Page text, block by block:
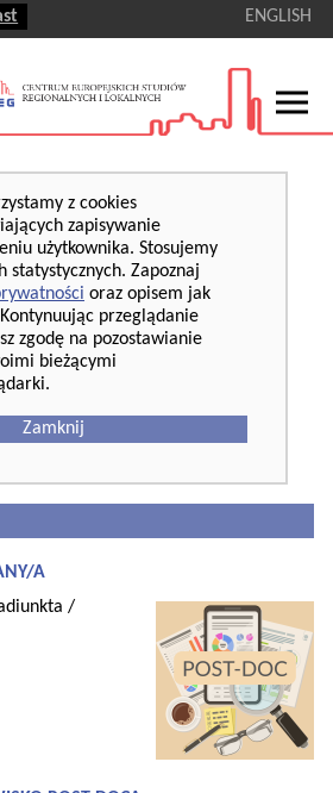
ENGLISH
z cookies
zapisywanie
użytkownika. Stosujemy
statystycznych. Zapoznaj
oraz opisem jak
przeglądanie
zgodę na pozostawianie
bieżącymi
Zamknij
A
/